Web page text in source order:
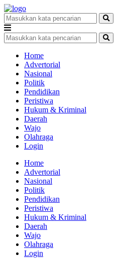
Home
Advertorial
Nasional
Politik
Pendidikan
Peristiwa
Hukum & Kriminal
Daerah
Wajo
Olahraga
Login
Home
Advertorial
Nasional
Politik
Pendidikan
Peristiwa
Hukum & Kriminal
Daerah
Wajo
Olahraga
Login